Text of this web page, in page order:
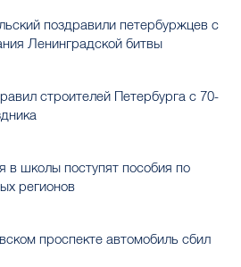
поздравили петербуржцев с
Ленинградской битвы
строителей Петербурга с 70-
в школы поступят пособия по
регионов
проспекте автомобиль сбил